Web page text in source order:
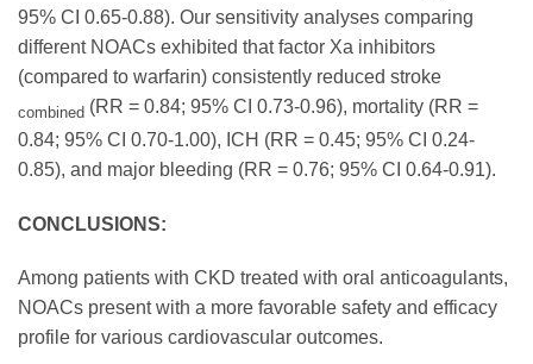
95% CI 0.65-0.88). Our sensitivity analyses comparing
different NOACs exhibited that factor Xa inhibitors
(compared to warfarin) consistently reduced stroke
combined (RR = 0.84; 95% CI 0.73-0.96), mortality (RR =
0.84; 95% CI 0.70-1.00), ICH (RR = 0.45; 95% CI 0.24-
0.85), and major bleeding (RR = 0.76; 95% CI 0.64-0.91).
CONCLUSIONS:
Among patients with CKD treated with oral anticoagulants,
NOACs present with a more favorable safety and efficacy
profile for various cardiovascular outcomes.